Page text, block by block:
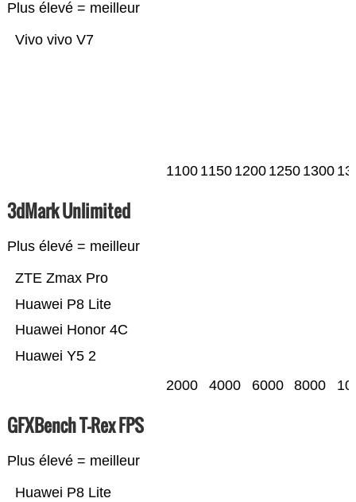
Plus élevé = meilleur
Vivo vivo V7
1100 1150 1200 1250 1300
3dMark Unlimited
Plus élevé = meilleur
Huawei Y5 2
Huawei Honor 4C
Huawei P8 Lite
ZTE Zmax Pro
2000 4000 6000 8000
GFXBench T-Rex FPS
Plus élevé = meilleur
Huawei P8 Lite